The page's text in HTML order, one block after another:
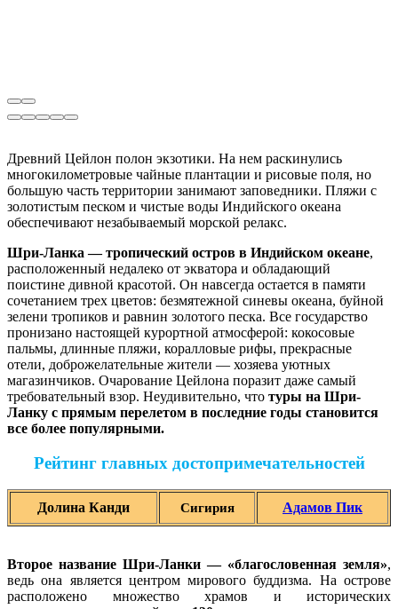
Древний Цейлон полон экзотики. На нем раскинулись
многокилометровые чайные плантации и рисовые поля, но
большую часть территории занимают заповедники. Пляжи с
золотистым песком и чистые воды Индийского океана
обеспечивают незабываемый морской релакс.
Шри-Ланка — тропический остров в Индийском океане,
расположенный недалеко от экватора и обладающий
поистине дивной красотой. Он навсегда остается в памяти
сочетанием трех цветов: безмятежной синевы океана, буйной
зелени тропиков и равнин золотого песка. Все государство
пронизано настоящей курортной атмосферой: кокосовые
пальмы, длинные пляжи, коралловые рифы, прекрасные
отели, доброжелательные жители — хозяева уютных
магазинчиков. Очарование Цейлона поразит даже самый
требовательный взор. Неудивительно, что туры на Шри-
Ланку с прямым перелетом в последние годы становится
все более популярными.
Рейтинг главных достопримечательностей
Долина Канди Сигирия Адамов Пик
Второе название Шри-Ланки — «благословенная земля»,
ведь она является центром мирового буддизма. На острове
расположено множество храмов и исторических